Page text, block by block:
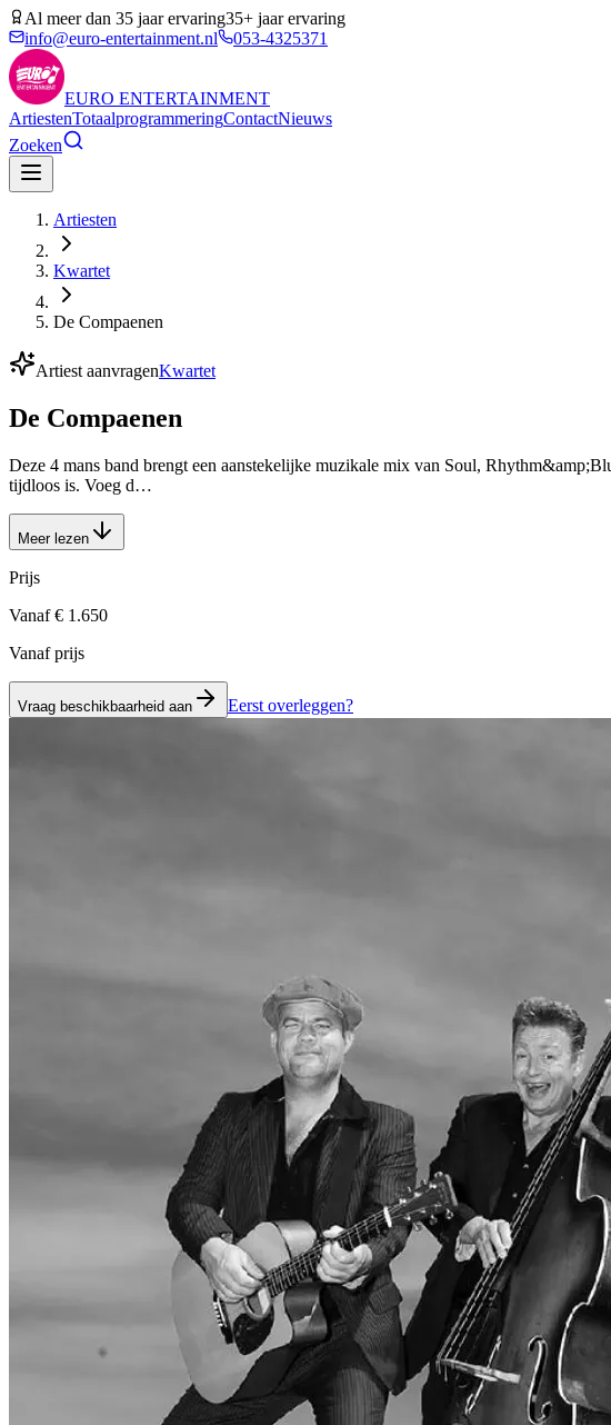
Al meer dan 35 jaar ervaring35+ jaar ervaring
info@euro-entertainment.nl
053-4325371
EURO ENTERTAINMENT
ArtiestenTotaalprogrammeringContactNieuws
Zoeken
Artiesten
Kwartet
De Compaenen
Artiest aanvragenKwartet
De Compaenen
Deze 4 mans band brengt een aanstekelijke muzikale mix van Soul,
tijdloos is. Voeg d…
Meer lezen
Prijs
Vanaf € 1.650
Vanaf prijs
Vraag beschikbaarheid aan Eerst overleggen?